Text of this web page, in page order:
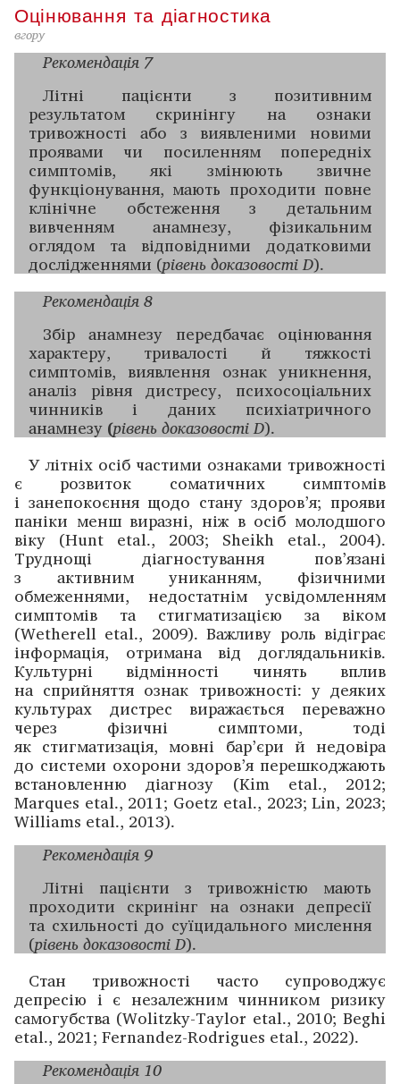
Оцінювання та діагностика
вгору
Рекомендація 7
Літні пацієнти з позитивним
результатом ­скринінгу на ознаки
тривожності або з виявленими новими
проявами чи посиленням попередніх
симптомів, які змінюють звичне
функціонування, мають проходити ­повне
клінічне обстеження з детальним
вивченням анамнезу, фізикальним
оглядом та відповідними додатковими
дослі­дженнями (рівень доказовості D).
Рекомендація 8
Збір анамнезу передбачає оцінювання
характеру, тривалості й тяжкості
симптомів, виявлення ознак уник­нення,
аналіз рівня дистресу, психосоціальних
чинників і даних психіатричного
анамнезу (рівень доказовості D).
У літніх осіб частими ознаками тривожності
є розвиток соматичних симптомів
і занепокоєння щодо стану здоров’я; прояви
паніки менш виразні, ніж в осіб ­молодшого
віку (Hunt etal., 2003; Sheikh etal., 2004).
Труднощі діагностування пов’язані
з активним униканням, ­фізичними
обмеженнями, недостатнім усвідомленням
симптомів та стигматизацією за віком
(Wetherell etal., 2009). Важливу роль відіграє
інформація, отримана від доглядальників.
Культурні відмінності чинять вплив
на сприйняття ­ознак тривожності: у деяких
культурах дистрес ­виражається переважно
через фізичні симптоми, тоді
як стигматизація, мовні бар’єри й недовіра
до системи охорони здоров’я перешко­джають
встановленню діагнозу (Kim etal., 2012;
Marques etal., 2011; Goetz etal., 2023; Lin, 2023;
Williams etal., 2013).
Рекомендація 9
Літні пацієнти з тривожністю мають
проходити скринінг на ознаки депресії
та схильності до суїцидального мислення
(рівень доказовості D).
Стан тривожності часто супрово­джує
депресію і є незалежним чинником ризику
самогубства (Wolitzky-Taylor etal., 2010; Beghi
etal., 2021; Fernandez-Rodrigues etal., 2022).
Рекомендація 10